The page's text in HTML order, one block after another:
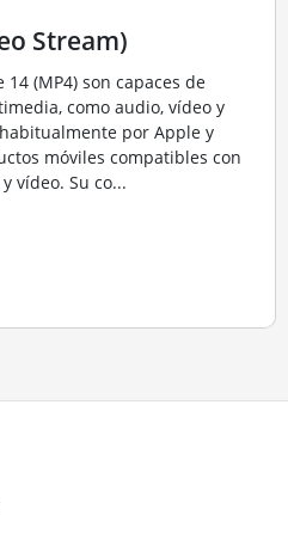
Stream)
14 (MP4) son capaces de
como audio, vídeo y
por Apple y
móviles compatibles con
vídeo. Su co...